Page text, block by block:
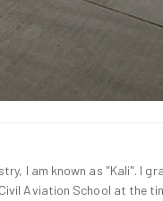
I am known as "Kali". I
Aviation School at the